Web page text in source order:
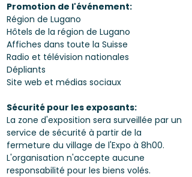
Promotion de l'événement:
Région de Lugano
Hôtels de la région de Lugano
Affiches dans toute la Suisse
Radio et télévision nationales
Dépliants
Site web et médias sociaux
Sécurité pour les exposants:
La zone d'exposition sera surveillée par un
service de sécurité à partir de la
fermeture du village de l'Expo à 8h00.
L'organisation n'accepte aucune
responsabilité pour les biens volés.